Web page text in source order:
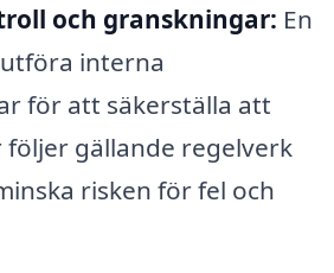
och granskningar: En
interna
för att säkerställa att
gällande regelverk
risken för fel och